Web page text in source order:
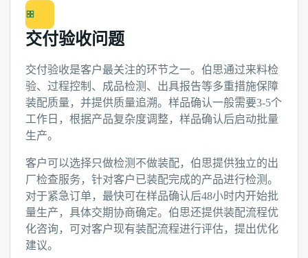
交付验收问题
交付验收是客户最关注的环节之一。伯思通过来料检
验、过程控制、成品检测、出具报告等多重措施保障
装配质量，并提供质量追溯。样品确认一般需要3-5个
工作日，根据产品复杂度调整，样品确认后启动批量
生产。
客户可以选择只做检测不做装配，伯思提供独立的出
厂检查服务，针对客户已装配完成的产品进行检测。
对于紧急订单，最快可在样品确认后48小时内开始批
量生产，具体交期协商确定。伯思还提供装配流程优
化咨询，可对客户现有装配流程进行评估，提出优化
建议。